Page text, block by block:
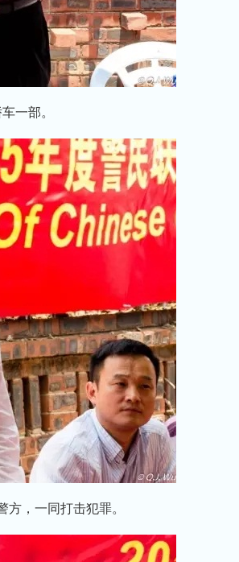
一部。
，一同打击犯罪。